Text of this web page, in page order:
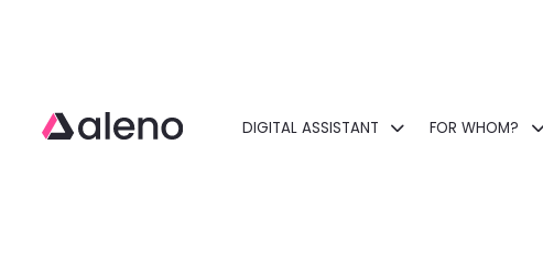
Open main menu
DIGITAL ASSISTANT FOR WHOM?